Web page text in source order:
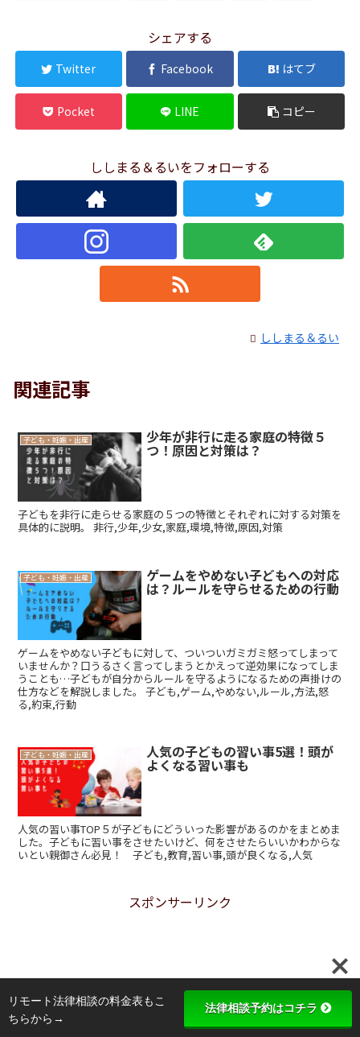
シェアする
Twitter Facebook はてブ
Pocket LINE コピー
ししまる＆るいをフォローする
ししまる＆るい
関連記事
子ども・妊娠・出産 少年が非行に走る家庭の特徴５
つ！原因と対策は？
子どもを非行に走らせる家庭の５つの特徴とそれぞれに対する対策を
具体的に説明。 非行,少年,少女,家庭,環境,特徴,原因,対策
子ども・妊娠・出産 ゲームをやめない子どもへの対応
は？ルールを守らせるための行動
ゲームをやめない子どもに対して、ついついガミガミ怒ってしまって
いませんか？口うるさく言ってしまうとかえって逆効果になってしま
うことも…子どもが自分からルールを守るようになるための声掛けの
仕方などを解説しました。 子ども,ゲーム,やめない,ルール,方法,怒
る,約束,行動
子ども・妊娠・出産 人気の子どもの習い事5選！頭が
よくなる習い事も
人気の習い事TOP５が子どもにどういった影響があるのかをまとめま
した。子どもに習い事をさせたいけど、何をさせたらいいかわからな
いとい親御さん必見！ 子ども,教育,習い事,頭が良くなる,人気
スポンサーリンク
リモート法律相談の料金表もこ
ちらから→
法律相談予約はコチラ